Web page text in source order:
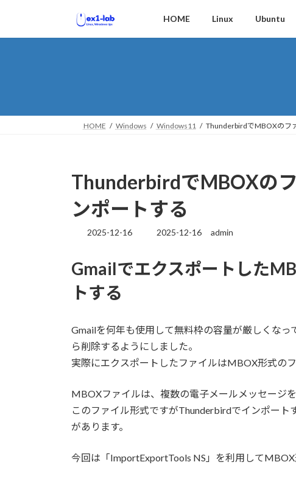
テ
ゲ
HOME Linux Ubuntu
HOME Windows Windows11 ThunderbirdでMBOXのフ
ThunderbirdでMBOXの
ンポートする
2025-12-16
最
新
2025-12-16 admin
Gmailでエクスポートした
トする
Gmailを何年も使用して無料枠の容量が厳しくな
ら削除するようにしました。
実際にエクスポートしたファイルはMBOX形式のフ
MBOXファイルは、複数の電子メールメッセージ
このファイル形式ですがThunderbirdでインポート
があります。
今回は「ImportExportTools NS」を利用して